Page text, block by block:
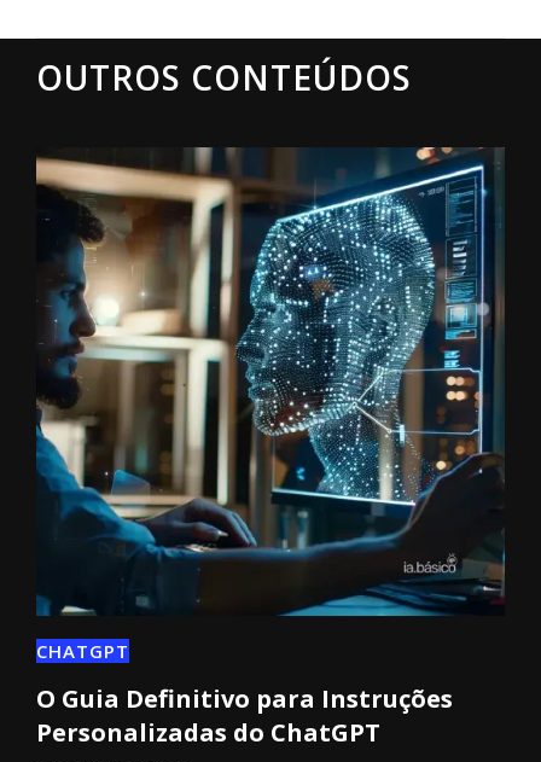
OUTROS CONTEÚDOS
CHATGPT
O Guia Definitivo para Instruções
Personalizadas do ChatGPT